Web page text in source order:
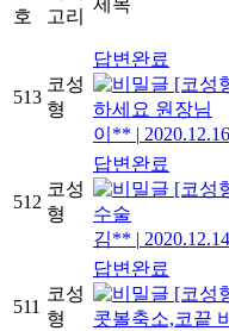
호
고리
제목
513
코성
형
답변완료
[코성
하세요 원장님
이** | 2020.12.16
512
코성
형
답변완료
[코성
수술
김** | 2020.12.14
511
코성
형
답변완료
[코성
콧볼축소,코끝